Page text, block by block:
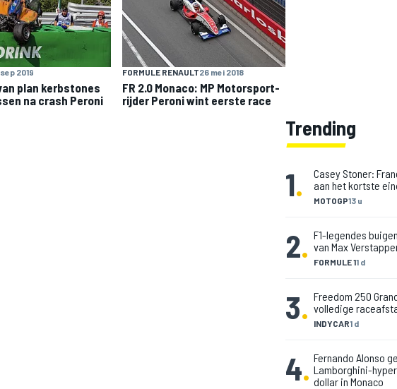
2019
plan kerbstones
na crash Peroni
FORMULE RENAULT26 mei 2018
FR 2.0 Monaco: MP Motorsport-
rijder Peroni wint eerste race
Trending
1. MOTOGP13 u
Casey Stoner:
aan het kortste
2. FORMULE 11 d
F1-legendes
van Max
3. INDYCAR1 d
Freedom 250
volledige
4. Fernando Alonso
Lamborghini-
dollar in Monaco